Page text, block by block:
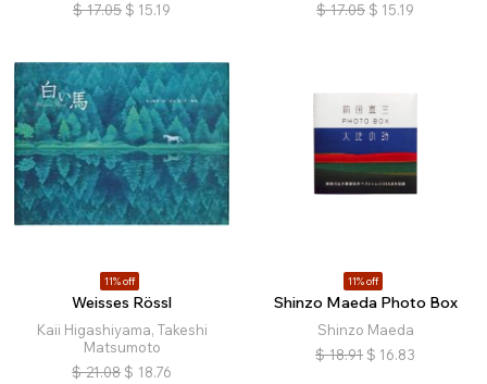
$ 17.05 $ 15.19 $ 17.05 $ 15.19
11% off
Weisses Rössl
Kaii Higashiyama, Takeshi
Matsumoto
$ 21.08 $ 18.76
11% off
Shinzo Maeda Photo Box
Shinzo Maeda
$ 18.91 $ 16.83